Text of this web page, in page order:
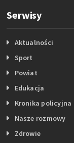
Serwisy
Aktualności
Sport
Powiat
Edukacja
Kronika policyjna
Nasze rozmowy
Zdrowie